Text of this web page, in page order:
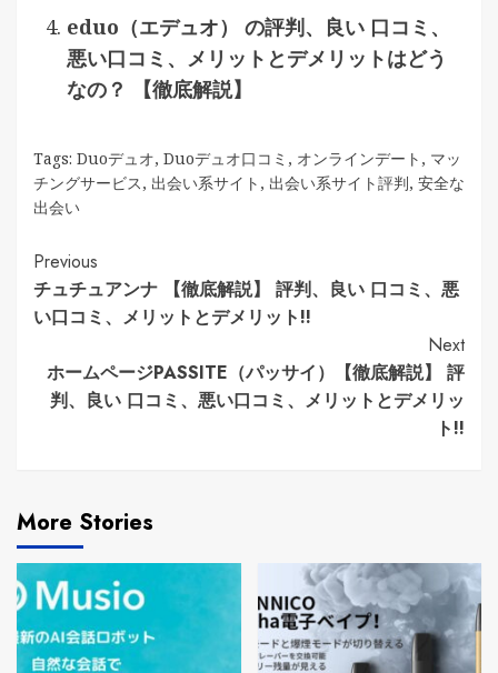
eduo（エデュオ） の評判、良い 口コミ、
悪い口コミ、メリットとデメリットはどう
なの？ 【徹底解説】
Tags: Duoデュオ, Duoデュオ口コミ , オンラインデート , マッ
チングサービス, 出会い系サイト , 出会い系サイト評判, 安全な
出会い
Continue
Reading
Previous
チュチュアンナ 【徹底解説】 評判、良い 口コミ、悪
い口コミ、メリットとデメリット!!
Next
ホームページPASSITE（パッサイ）【徹底解説】 評
判、良い 口コミ、悪い口コミ、メリットとデメリッ
ト!!
More Stories